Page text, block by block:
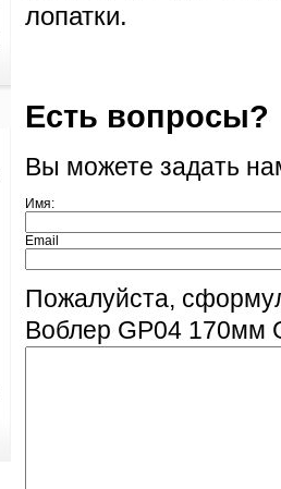
лопатки.
Есть вопросы?
Вы можете задать
Имя:
Email
Пожалуйста,
Воблер GP04 170мм